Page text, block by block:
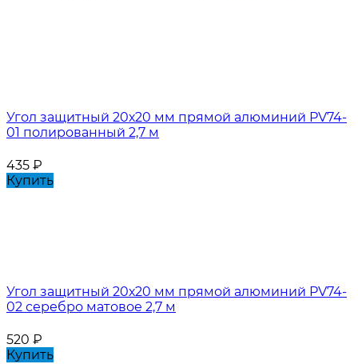
Угол защитный 20х20 мм прямой алюминий PV74-
01 полированный 2,7 м
435 ₽
Купить
Угол защитный 20х20 мм прямой алюминий PV74-
02 серебро матовое 2,7 м
520 ₽
Купить